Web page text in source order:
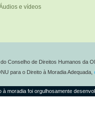
e vídeos
Conselho de Direitos Humanos da
para o Direito à Moradia Adequada,
à moradia foi orgulhosamente